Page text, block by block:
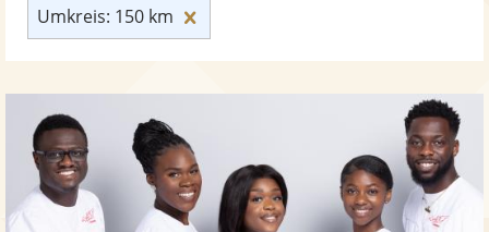
Umkreis: 150 km